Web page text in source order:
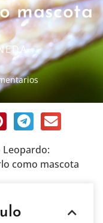
mascota
Leopardo:
como mascota